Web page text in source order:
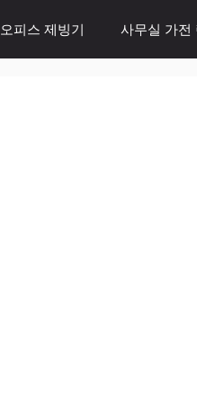
오피스 제빙기 사무실 가전